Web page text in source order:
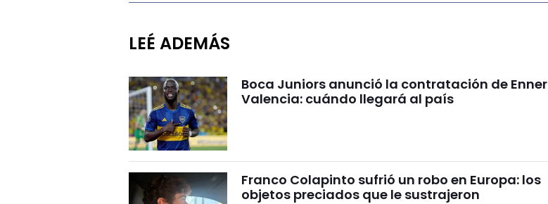
LEÉ ADEMÁS
Boca Juniors anunció la contratación de Enner
Valencia: cuándo llegará al país
Franco Colapinto sufrió un robo en Europa: los
objetos preciados que le sustrajeron